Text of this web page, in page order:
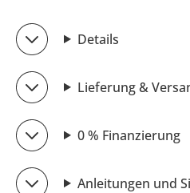
Details
Lieferung &
0 % Finanzierung
Anleitungen und